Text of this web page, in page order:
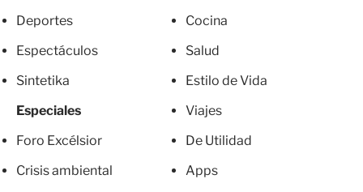
Deportes
Espectáculos
Sintetika
Especiales
Foro Excélsior
Crisis ambiental
Cocina
Salud
Estilo de Vida
Viajes
De Utilidad
Apps